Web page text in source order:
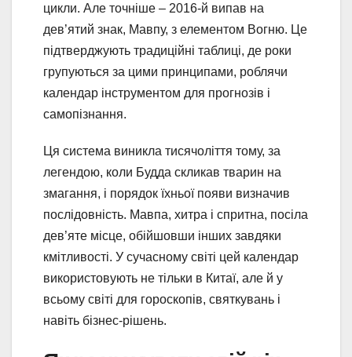
цикли. Але точніше – 2016-й випав на
дев’ятий знак, Мавпу, з елементом Вогню. Це
підтверджують традиційні таблиці, де роки
групуються за цими принципами, роблячи
календар інструментом для прогнозів і
самопізнання.
Ця система виникла тисячоліття тому, за
легендою, коли Будда скликав тварин на
змагання, і порядок їхньої появи визначив
послідовність. Мавпа, хитра і спритна, посіла
дев’яте місце, обійшовши інших завдяки
кмітливості. У сучасному світі цей календар
використовують не тільки в Китаї, але й у
всьому світі для гороскопів, святкувань і
навіть бізнес-рішень.